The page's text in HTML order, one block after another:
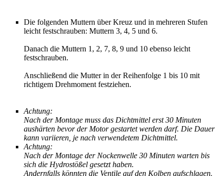
Die folgenden Muttern über Kreuz und in mehreren Stufen
leicht festschrauben: Muttern 3, 4, 5 und 6.
Danach die Muttern 1, 2, 7, 8, 9 und 10 ebenso leicht
festschrauben.
Anschließend die Mutter in der Reihenfolge 1 bis 10 mit
richtigem Drehmoment festziehen.
Achtung:
Nach der Montage muss das Dichtmittel erst 30 Minuten
aushärten bevor der Motor gestartet werden darf. Die Dauer
kann variieren, je nach verwendetem Dichtmittel.
Achtung:
Nach der Montage der Nockenwelle 30 Minuten warten bis
sich die Hydrostößel gesetzt haben.
Andernfalls könnten die Ventile auf den Kolben aufschlagen.